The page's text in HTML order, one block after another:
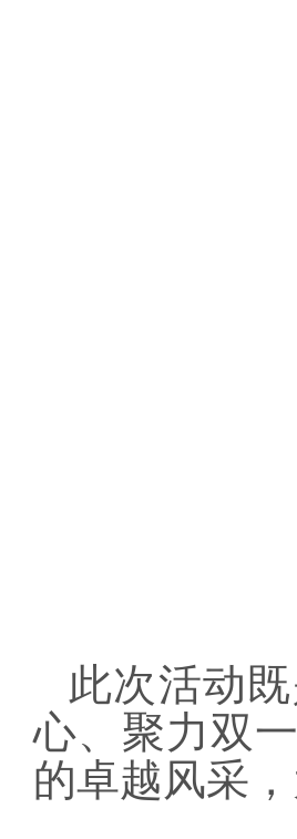
此次活动
心、聚力双
的卓越风采